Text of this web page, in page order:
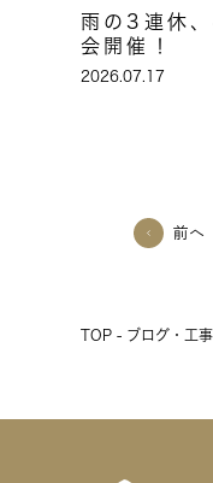
雨の3連休
会開催！
2026.07.17
前へ
TOP - ブログ・工